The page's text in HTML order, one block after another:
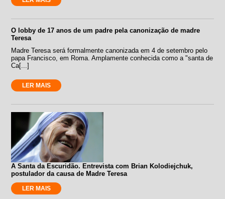
O lobby de 17 anos de um padre pela canonização de madre
Teresa
Madre Teresa será formalmente canonizada em 4 de setembro pelo
papa Francisco, em Roma. Amplamente conhecida como a "santa de
Ca[...]
LER MAIS
A Santa da Escuridão. Entrevista com Brian Kolodiejchuk,
postulador da causa de Madre Teresa
LER MAIS